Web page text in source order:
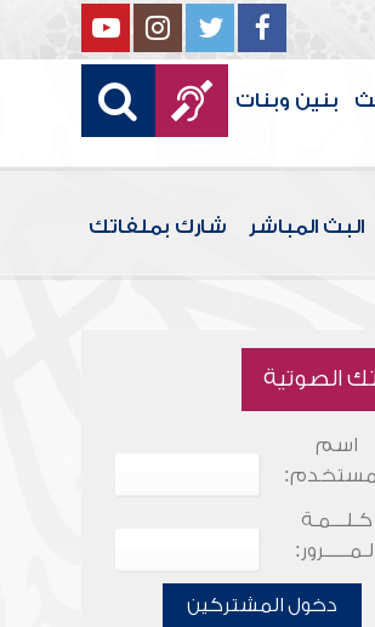
بنين وبنات
البث المباشر شارك بملفاتك
الصوتية
اسم
كـلـــمـة
دخول المشتركين